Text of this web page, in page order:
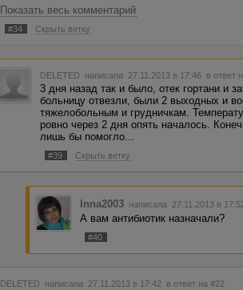
Бог, начнется что-то подобное - немедленно
Показать весь комментарий
#34 Скрыть ветку
DELETED написала 27.11.2013 в 17:46 в ответ
3 дня назад так и было, отек гортани и
больницу отвезли, были 2 выходных и
тяжелобольным и грудничкам.
ровно через 2 дня опять началось.
лишь бы помогло...
#39 Скрыть ветку
Inna2003 написала 27.11.2013 в
А вам антибиотик назначали?
#40
DELETED написала 27.11.2013 в 17:42 в ответ на #22